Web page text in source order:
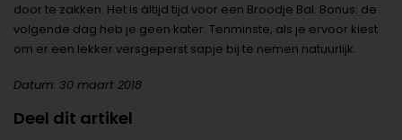
door te zakken. Het is áltijd tijd voor een Broodje Bal. Bonus: de
volgende dag heb je geen kater. Tenminste, als je ervoor kiest
om er een lekker versgeperst sapje bij te nemen natuurlijk.
Datum: 30 maart 2018
Deel dit artikel